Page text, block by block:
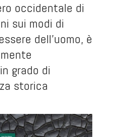
occidentale di
sui modi di
dell’uomo, è
grado di
storica